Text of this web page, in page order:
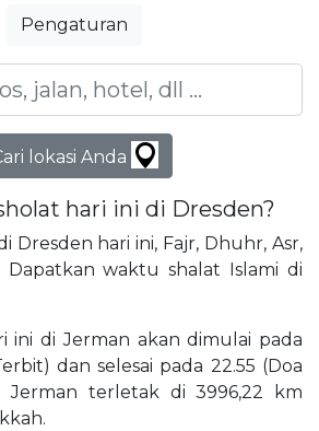
Pengaturan
lokasi Anda
hari ini di Dresden?
Dresden hari ini, Fajr, Dhuhr, Asr,
Dapatkan waktu shalat Islami di
ini di Jerman akan dimulai pada
dan selesai pada 22.55 (Doa
Jerman terletak di 3996,22 km